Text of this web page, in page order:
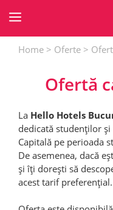
Home > Oferte >
Ofertă
La Hello Hotels
dedicată studenților și
Capitală pe perioada
De asemenea, dacă
și îți dorești să
acest tarif preferențial.